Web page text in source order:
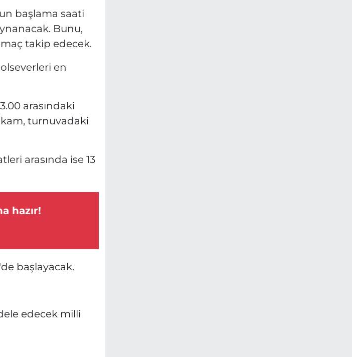
başlama saati
Bunu,
takip edecek.
en
arasındaki
turnuvadaki
arasında ise 13
hazır!
başlayacak.
edecek milli